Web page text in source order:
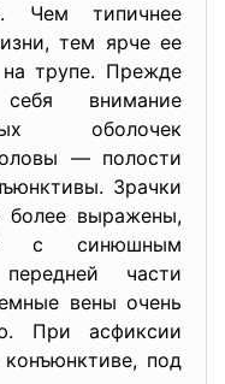
Чем типичнее
тем ярче ее
трупе. Прежде
внимание
оболочек
— полости
Зрачки
более выражены,
с синюшным
части
вены очень
При асфиксии
под